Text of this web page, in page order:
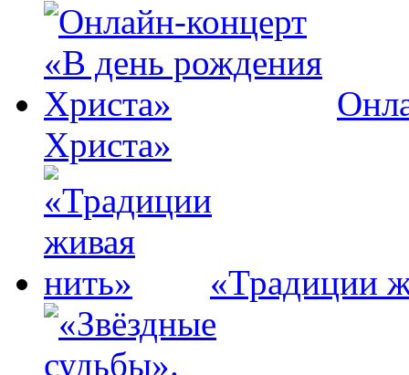
Христа»
«Традиции